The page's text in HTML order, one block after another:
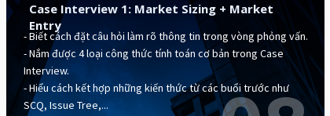
- Biết cách đặt câu hỏi làm rõ thông tin trong vòng phỏng vấn.
- Nắm được 4 loại công thức tính toán cơ bản trong Case
Interview.
- Hiểu cách kết hợp những kiến thức từ các buổi trước như
SCQ, Issue Tree,...
Case Interview 1: Market Sizing + Market
Entry